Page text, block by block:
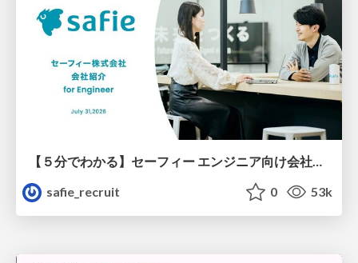
【５分でわかる】セーフィー エンジニア向け会社紹介
safie_recruit
0 53k